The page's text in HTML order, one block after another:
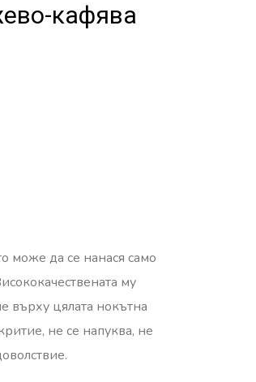
кафява
може да се нанася само
му
върху цялата нокътна
не се напуква, не